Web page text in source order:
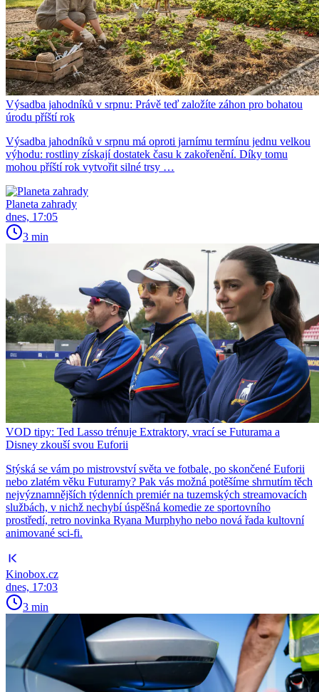
Výsadba jahodníků v srpnu: Právě teď založíte záhon pro bohatou
úrodu příští rok
Výsadba jahodníků v srpnu má oproti jarnímu termínu jednu velkou
výhodu: rostliny získají dostatek času k zakořenění. Díky tomu
mohou příští rok vytvořit silné trsy …
Planeta zahrady
dnes, 17:05
3 min
VOD tipy: Ted Lasso trénuje Extraktory, vrací se Futurama a
Disney zkouší svou Euforii
Stýská se vám po mistrovství světa ve fotbale, po skončené Euforii
nebo zlatém věku Futuramy? Pak vás možná potěšíme shrnutím těch
nejvýznamnějších týdenních premiér na tuzemských streamovacích
službách, v nichž nechybí úspěšná komedie ze sportovního
prostředí, retro novinka Ryana Murphyho nebo nová řada kultovní
animované sci-fi.
Kinobox.cz
dnes, 17:03
3 min